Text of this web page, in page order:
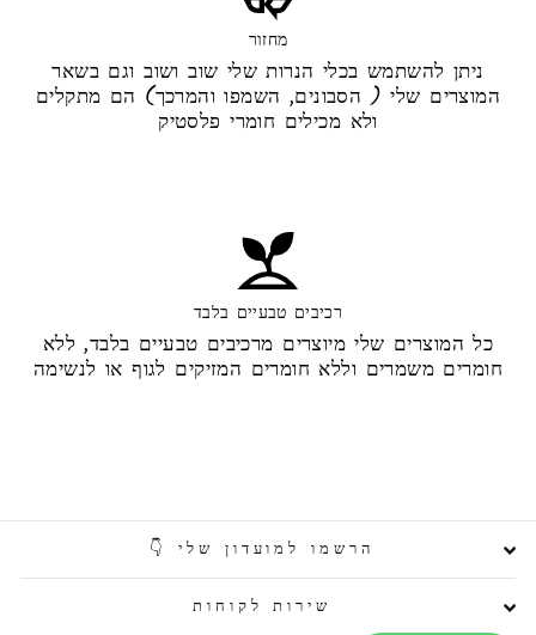
מחזור
ניתן להשתמש בכלי הנרות שלי שוב ושוב וגם בשאר
המוצרים שלי ( הסבונים, השמפו והמרכך) הם מתקלים
ולא מכילים חומרי פלסטיק
רכיבים טבעיים בלבד
כל המוצרים שלי מיוצרים מרכיבים טבעיים בלבד, ללא
חומרים משמרים וללא חומרים המזיקים לגוף או לנשימה
הרשמו למועדון שלי 👇
שירות לקוחות